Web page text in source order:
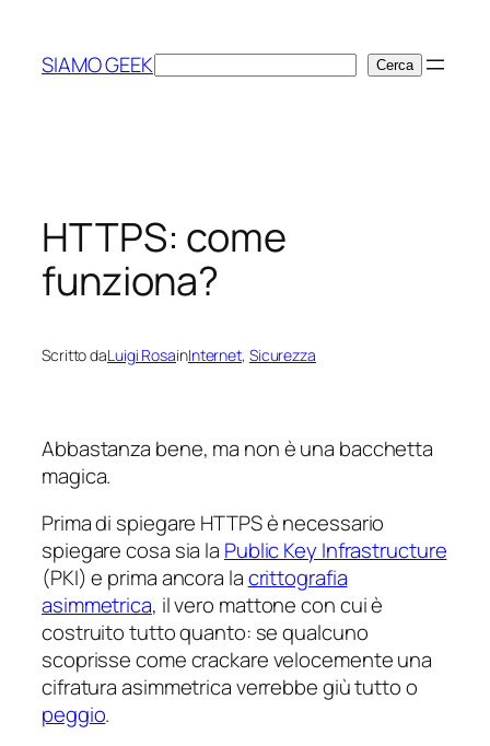
contenuto
SIAMO GEEKCerca Cerca
HTTPS: come
funziona?
Scritto daLuigi RosainInternet, Sicurezza
Abbastanza bene, ma non è una bacchetta
magica.
Prima di spiegare HTTPS è necessario
spiegare cosa sia la Public Key Infrastructure
(PKI) e prima ancora lacrittografia
asimmetrica, il vero mattone con cui è
costruito tutto quanto: se qualcuno
scoprisse come crackare velocemente una
cifratura asimmetrica verrebbe giù tutto o
peggio.